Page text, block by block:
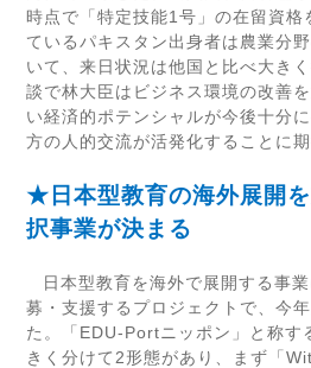
時点で「特定技能1 号」の在留資格
ているパキスタン出身者は農業分
いて、来日状況は他国と比べ大き
談で林大臣はビジネス環境の改善
い経済的ポテンシャルが今後十分
方の人的交流が活発化することに
★日本型教育の海外展開
択事業が決まる
日本型教育を海外で展開する事
募・支援するプロジェクトで、今
た。「 EDU‐Portニッポン」と称す
きく分けて 2形態があり、まず「